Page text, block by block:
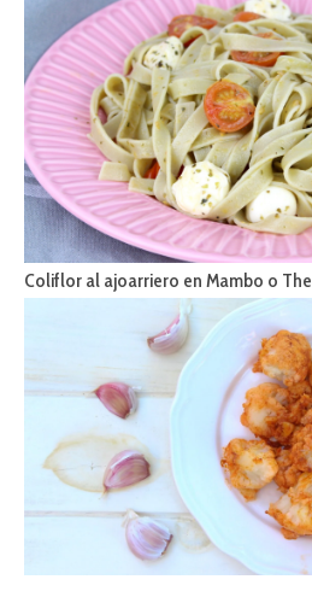
Coliflor al ajoarriero en Mambo o